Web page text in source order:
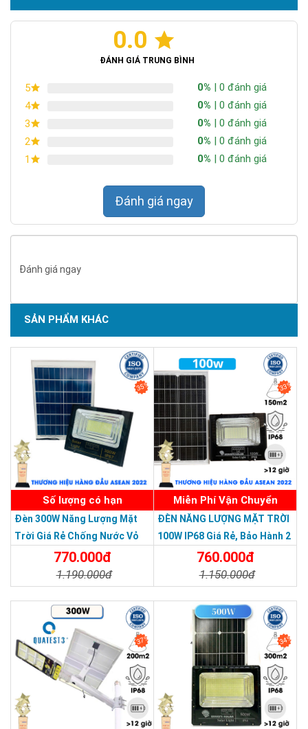
Chứng nhận ISO 9001:2015
SẢN PHẨM CHẤT LƯỢNG - DỊCH VỤ TIN DÙNG LẦN VII - 2020
THƯƠNG HIỆU HÀNG ĐẦU ASEAN 2022
0.0
ĐÁNH GIÁ TRUNG BÌNH
5 0% | 0 đánh giá
4
0% | 0 đánh giá
3
0% | 0 đánh giá
2
0% | 0 đánh giá
1
0% | 0 đánh giá
Đánh giá ngay
Đánh giá ngay
SẢN PHẨM KHÁC
35%
Số lượng có hạn
Đèn 300W Năng Lượng Mặt
Trời Giá Rẻ Chống Nước Vỏ
Nhôm Đúc770.000đ
1.190.000đ
33%
Miễn Phí Vận Chuyển
ĐÈN NĂNG LƯỢNG MẶT TRỜI
100W IP68 Giá Rẻ, Bảo Hành 2
760.000đ
1.150.000đ
37% 34%